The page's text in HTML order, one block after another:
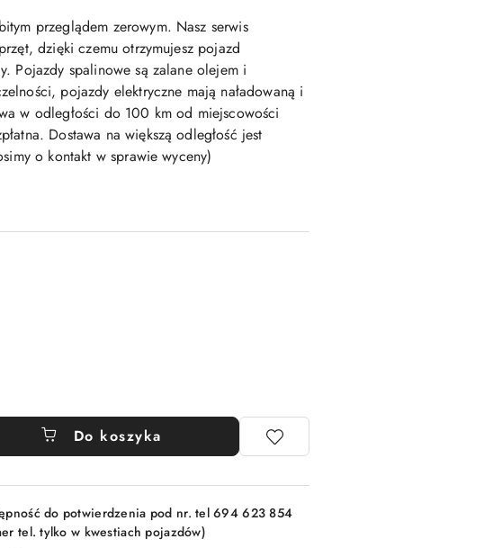
przeglądem zerowym. Nasz serwis
dzięki czemu otrzymujesz pojazd
Pojazdy spalinowe są zalane olejem i
pojazdy elektryczne mają naładowaną i
w odległości do 100 km od miejscowości
Dostawa na większą odległość jest
o kontakt w sprawie wyceny)
Do koszyka
do potwierdzenia pod nr. tel 694 623 854
tel. tylko w kwestiach pojazdów)